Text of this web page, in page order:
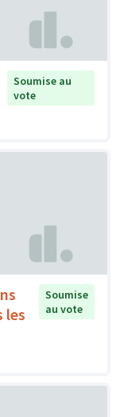
Soumise au
vote
les
Soumise
au vote